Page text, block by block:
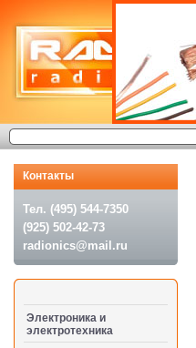
Контакты
Тел. (495) 544-7350
(925) 502-42-73
radionics@mail.ru
Электроника и
электротехника